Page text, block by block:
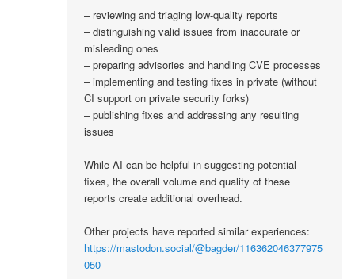
– reviewing and triaging low-quality reports
– distinguishing valid issues from inaccurate or
misleading ones
– preparing advisories and handling CVE processes
– implementing and testing fixes in private (without
CI support on private security forks)
– publishing fixes and addressing any resulting
issues
While AI can be helpful in suggesting potential
fixes, the overall volume and quality of these
reports create additional overhead.
Other projects have reported similar experiences:
https://mastodon.social/@bagder/116362046377975
050